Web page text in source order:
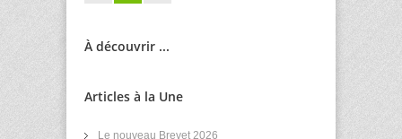
À découvrir ...
Articles à la Une
Le nouveau Brevet 2026